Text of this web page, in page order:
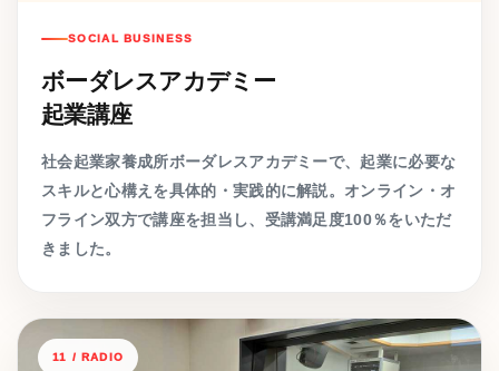
SOCIAL BUSINESS
ボーダレスアカデミー
起業講座
社会起業家養成所ボーダレスアカデミーで、起業に必要な
スキルと心構えを具体的・実践的に解説。オンライン・オ
フライン双方で講座を担当し、受講満足度100％をいただ
きました。
11 / RADIO